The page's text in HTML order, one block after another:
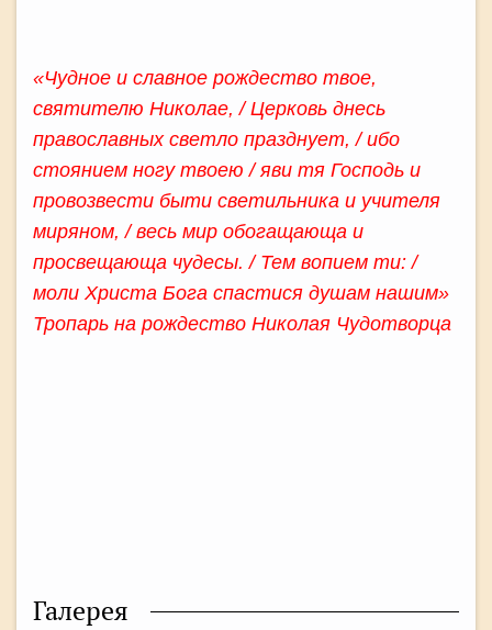
«Чудное и славное рождество твое,
святителю Николае, / Церковь днесь
православных светло празднует, / ибо
стоянием ногу твоею / яви тя Господь и
провозвести быти светильника и учителя
миряном, / весь мир обогащающа и
просвещающа чудесы. / Тем вопием ти: /
моли Христа Бога спастися душам нашим»
Тропарь на рождество Николая Чудотворца
Галерея